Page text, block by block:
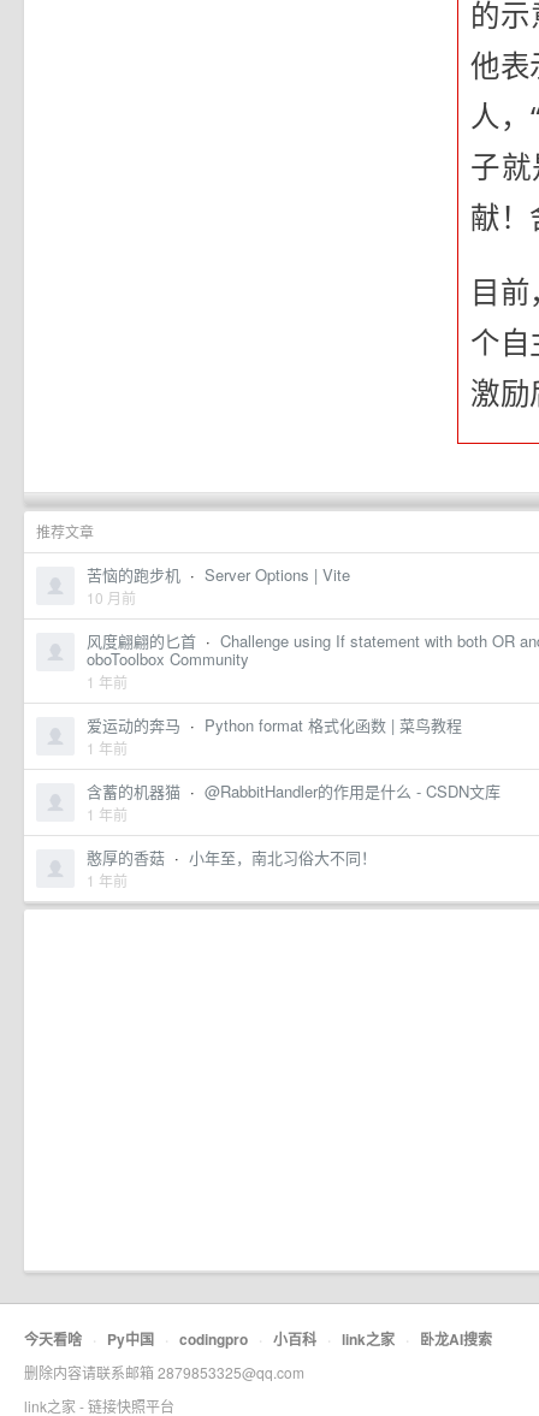
的
他表
人，
子
献！
目
个自
激励
推荐文章
苦恼的跑步机 · Server Options | Vite
10 月前
风度翩翩的匕首 · Challenge using If statement with both OR
oboToolbox Community
1 年前
爱运动的奔马 · Python format 格式化函数 | 菜鸟教程
1 年前
含蓄的机器猫 · @RabbitHandler的作用是什么 - CSDN文库
1 年前
憨厚的香菇 · 小年至，南北习俗大不同！
1 年前
今天看啥 · Py中国 · codingpro · 小百科 · link之家 · 卧龙AI搜索
删除内容请联系邮箱 2879853325@qq.com
link之家 - 链接快照平台